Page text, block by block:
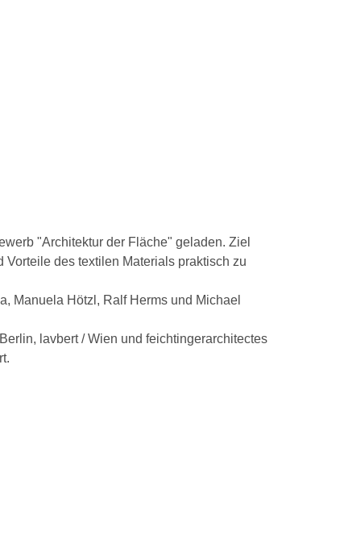
"Architektur der Fläche" geladen. Ziel
des textilen Materials praktisch zu
Manuela Hötzl, Ralf Herms und Michael
lavbert / Wien und feichtingerarchitectes